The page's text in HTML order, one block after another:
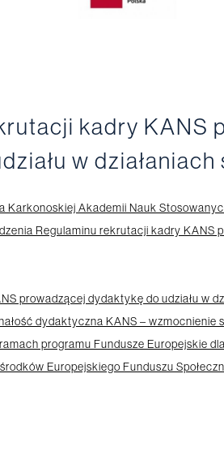
kadry KANS
w
Karkonoskiej Akademii Nauk
Regulaminu rekrutacji kadry KANS
prowadzącej dydaktykę do udziału w
dydaktyczna KANS – wzmocnienie
programu Fundusze Europejskie
Europejskiego Funduszu